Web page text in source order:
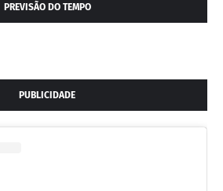
PREVISÃO DO TEMPO
PUBLICIDADE